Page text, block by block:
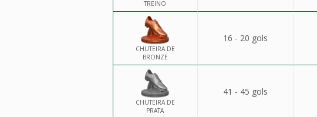
TREINO
CHUTEIRA DE
BRONZE
16 - 20 gols
CHUTEIRA DE
PRATA
41 - 45 gols